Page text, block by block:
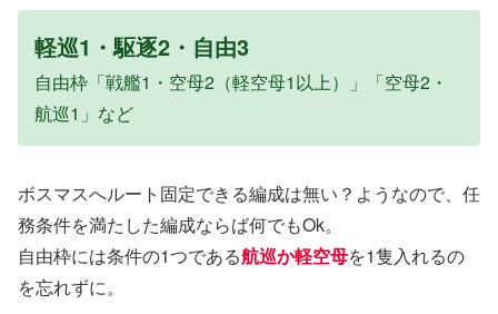
軽巡1・駆逐2・自由3
自由枠「戦艦1・空母2（軽空母1以上）」「空母2・
航巡1」など
ボスマスへルート固定できる編成は無い？ようなので、任
務条件を満たした編成ならば何でもOk。
自由枠には条件の1つである航巡か軽空母を1隻入れるの
を忘れずに。